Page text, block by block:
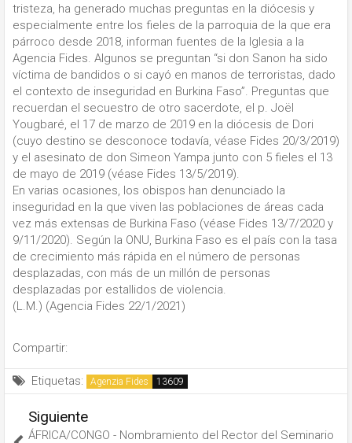
tristeza, ha generado muchas preguntas en la diócesis y
especialmente entre los fieles de la parroquia de la que era
párroco desde 2018, informan fuentes de la Iglesia a la
Agencia Fides. Algunos se preguntan “si don Sanon ha sido
víctima de bandidos o si cayó en manos de terroristas, dado
el contexto de inseguridad en Burkina Faso”. Preguntas que
recuerdan el secuestro de otro sacerdote, el p. Joël
Yougbaré, el 17 de marzo de 2019 en la diócesis de Dori
(cuyo destino se desconoce todavía, véase Fides 20/3/2019)
y el asesinato de don Simeon Yampa junto con 5 fieles el 13
de mayo de 2019 (véase Fides 13/5/2019).
En varias ocasiones, los obispos han denunciado la
inseguridad en la que viven las poblaciones de áreas cada
vez más extensas de Burkina Faso (véase Fides 13/7/2020 y
9/11/2020). Según la ONU, Burkina Faso es el país con la tasa
de crecimiento más rápida en el número de personas
desplazadas, con más de un millón de personas
desplazadas por estallidos de violencia.
(L.M.) (Agencia Fides 22/1/2021)
Compartir:
Etiquetas: Agenzia Fides
Siguiente
ÁFRICA/CONGO - Nombramiento del Rector del Seminario